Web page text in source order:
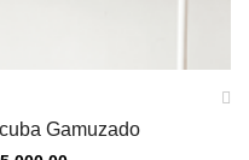
Gamuzado